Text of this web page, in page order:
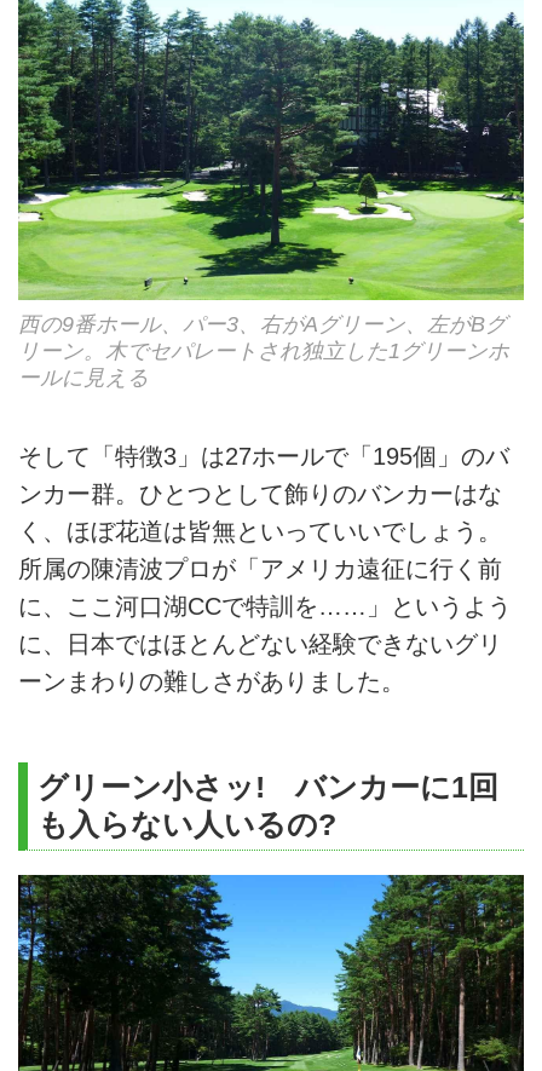
西の9番ホール、パー3、右がAグリーン、左がBグ
リーン。木でセパレートされ独立した1グリーンホ
ールに見える
そして「特徴3」は27ホールで「195個」のバ
ンカー群。ひとつとして飾りのバンカーはな
く、ほぼ花道は皆無といっていいでしょう。
所属の陳清波プロが「アメリカ遠征に行く前
に、ここ河口湖CCで特訓を……」というよう
に、日本ではほとんどない経験できないグリ
ーンまわりの難しさがありました。
グリーン小さッ! バンカーに1回
も入らない人いるの?